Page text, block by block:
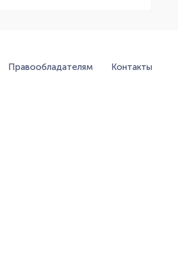
Правообладателям Контакты